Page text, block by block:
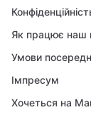
Як працює наш
Умови
Імпресум
Хочеться на